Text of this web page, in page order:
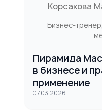
Корсакова
Бизнес-
Пирамида
в бизнесе и
применение
07.03.2026